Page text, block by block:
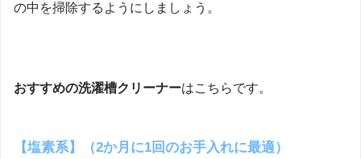
の中を掃除するようにしましょう。
おすすめの洗濯槽クリーナーはこちらです。
【塩素系】（2か月に1回のお手入れに最適）